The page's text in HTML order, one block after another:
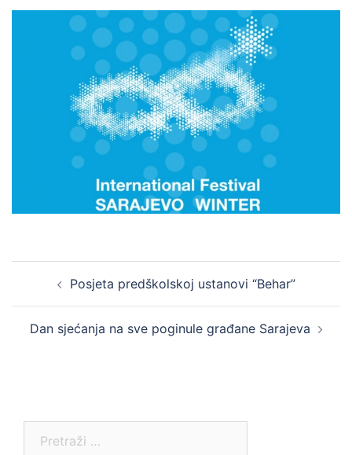
navigationPosjeta predškolskoj ustanovi “Behar”
Dan sjećanja na sve poginule građane Sarajeva